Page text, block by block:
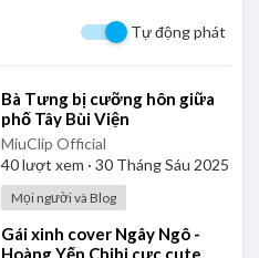
Tự động phát
⁣Bà Tưng bị cưỡng hôn giữa
phố Tây Bùi Viện
MiuClip Official
40lượt xem · 30 Tháng Sáu 2025
Mọi người và Blog
⁣Gái xinh cover Ngây Ngô -
Hoàng Yến Chibi cực cute